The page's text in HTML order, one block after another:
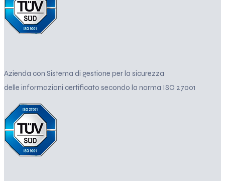
Azienda con Sistema di gestione per la sicurezza
delle informazioni certificato secondo la norma ISO 27001